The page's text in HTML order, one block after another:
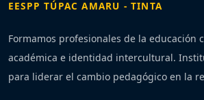
EESPP TÚPAC AMARU - TINTA
Formamos profesionales de la educación
académica e identidad intercultural.
para liderar el cambio pedagógico en la